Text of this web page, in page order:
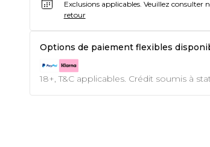
Exclusions applicables. Veuillez consulter
retour
Options de paiement flexibles
18+, T&C applicables. Crédit soumis à